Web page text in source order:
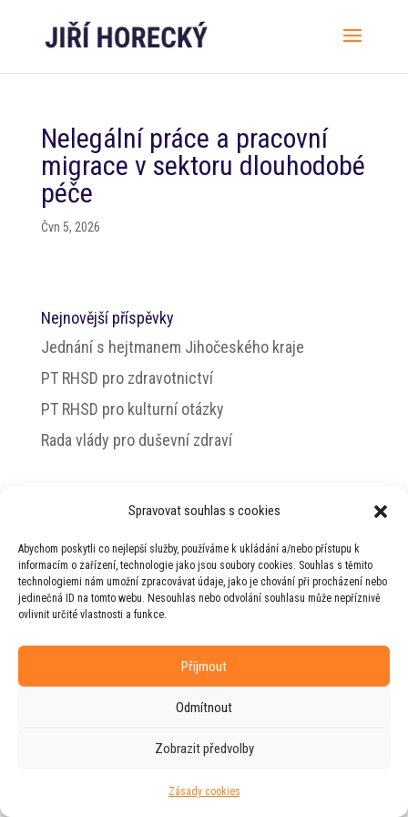
Spravovat souhlas s cookies
Abychom poskytli co nejlepší služby, používáme k ukládání a/nebo přístupu k
informacím o zařízení, technologie jako jsou soubory cookies. Souhlas s těmito
technologiemi nám umožní zpracovávat údaje, jako je chování při procházení nebo
jedinečná ID na tomto webu. Nesouhlas nebo odvolání souhlasu může nepříznivě
ovlivnit určité vlastnosti a funkce.
Příjmout
Odmítnout
Zobrazit předvolby
Zásady cookies
Nelegální práce a pracovní
migrace v sektoru dlouhodobé
péče
Čvn 5, 2026
Nejnovější příspěvky
Jednání s hejtmanem Jihočeského kraje
PT RHSD pro zdravotnictví
PT RHSD pro kulturní otázky
Rada vlády pro duševní zdraví
Horeckého
Web vytvořila firmaRUDIve spolupráci s
agenturou